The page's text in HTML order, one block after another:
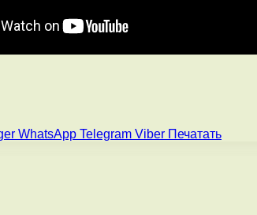
WhatsApp Telegram Viber Печатать